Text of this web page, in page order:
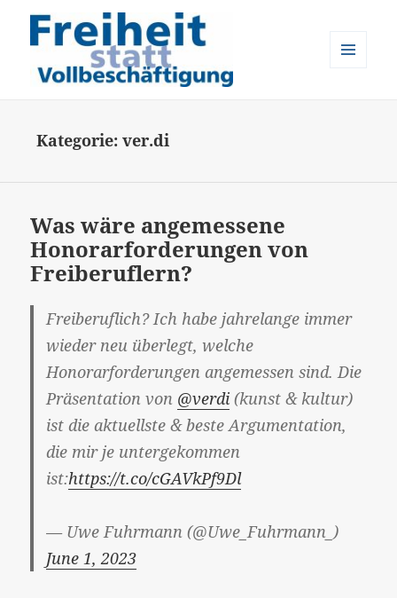
Kategorie:ver.di
Was wäre angemessene
Honorarforderungen von
Freiberuflern?
Freiberuflich? Ich habe jahrelange immer
wieder neu überlegt, welche
Honorarforderungen angemessen sind. Die
Präsentation von @verdi (kunst & kultur)
ist die aktuellste & beste Argumentation,
die mir je untergekommen
ist:https://t.co/cGAVkPf9Dl
— Uwe Fuhrmann (@Uwe_Fuhrmann_)
June 1, 2023